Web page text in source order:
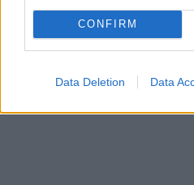
CONFIRM
Data Deletion Data